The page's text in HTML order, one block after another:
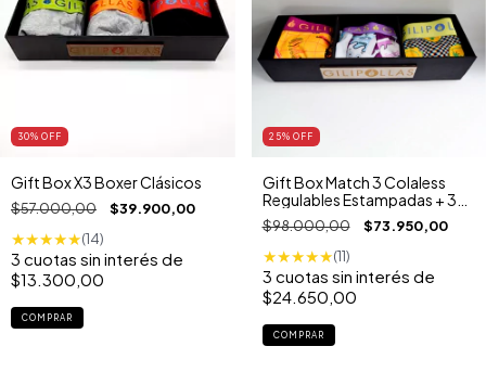
30% OFF
Gift Box X3 Boxer Clásicos
$57.000,00 $39.900,00
★★★★★(14)
3 cuotas sin interés de
$13.300,00
COMPRAR
25% OFF
Gift Box Match 3 Colaless
Regulables Estampadas + 3
Boxers Estampados
$98.000,00 $73.950,00
★★★★★(11)
3 cuotas sin interés de
$24.650,00
COMPRAR